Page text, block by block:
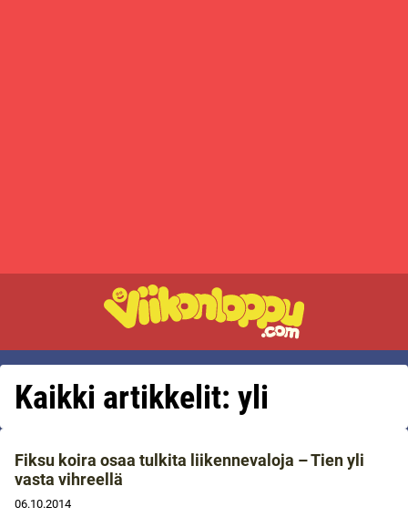
Kaikki artikkelit: yli
Fiksu koira osaa tulkita liikennevaloja – Tien yli
vasta vihreellä
06.10.2014